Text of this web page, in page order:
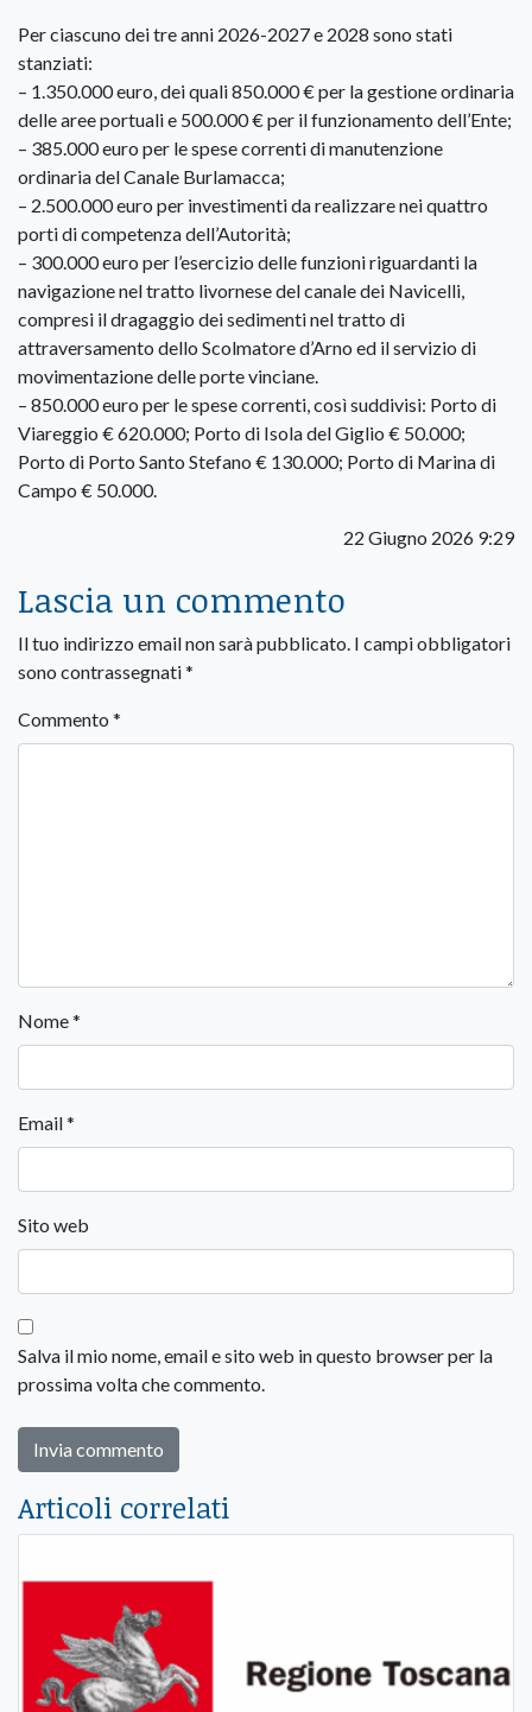
Per ciascuno dei tre anni 2026-2027 e 2028 sono stati
stanziati:
– 1.350.000 euro, dei quali 850.000 € per la gestione ordinaria
delle aree portuali e 500.000 € per il funzionamento dell’Ente;
– 385.000 euro per le spese correnti di manutenzione
ordinaria del Canale Burlamacca;
– 2.500.000 euro per investimenti da realizzare nei quattro
porti di competenza dell’Autorità;
– 300.000 euro per l’esercizio delle funzioni riguardanti la
navigazione nel tratto livornese del canale dei Navicelli,
compresi il dragaggio dei sedimenti nel tratto di
attraversamento dello Scolmatore d’Arno ed il servizio di
movimentazione delle porte vinciane.
– 850.000 euro per le spese correnti, così suddivisi: Porto di
Viareggio € 620.000; Porto di Isola del Giglio € 50.000;
Porto di Porto Santo Stefano € 130.000; Porto di Marina di
Campo € 50.000.
22 Giugno 2026 9:29
Lascia un commento
Il tuo indirizzo email non sarà pubblicato. I campi obbligatori
sono contrassegnati*
Commento *
Nome*
Email*
Sito web
Salva il mio nome, email e sito web in questo browser per la
prossima volta che commento.
Articoli correlati